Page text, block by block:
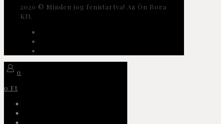
2020 © Minden jog fenntartva! Az Ön Bora
Kft.
0
0 Ft